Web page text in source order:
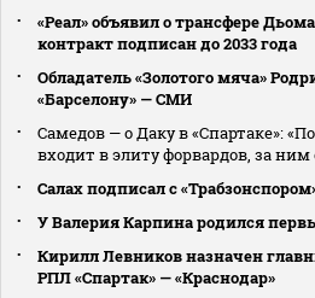
«Реал» объявил о трансфере
контракт подписан до 2033 года
Обладатель «Золотого мяча»
«Барселону» — СМИ
Самедов — о Даку в «Спартаке»:
входит в элиту форвардов, за
Салах подписал с
У Валерия Карпина родился
Кирилл Левников назначен
РПЛ «Спартак» — «Краснодар»